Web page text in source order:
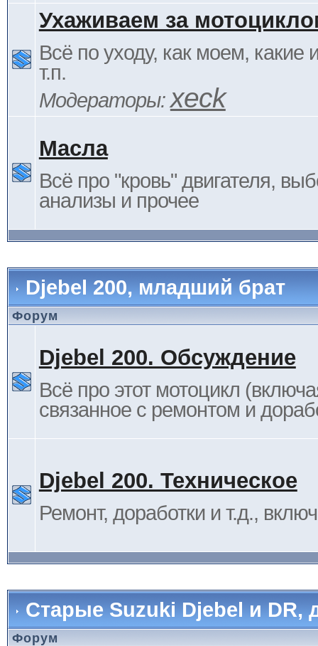
Ухаживаем за
Всё по уходу, как моем, какие
т.п.
Модераторы:xeck
Масла
Всё про "кровь" двигателя,
анализы и прочее
Djebel 200, младший брат
Форум
Djebel 200. Обсуждение
Всё про этот мотоцикл
связанное с ремонтом и
Djebel 200. Техническое
Ремонт, доработки и т.д.,
Старые Suzuki Djebel и DR,
Форум